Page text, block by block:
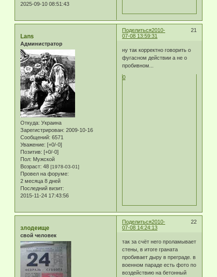
2025-09-10 08:51:43
Поделиться 21
2010-
07-08 13:59:31
Lans
Администратор
Откуда: Украина
Зарегистрирован: 2009-10-16
Сообщений: 6571
Уважение: [+0/-0]
Позитив: [+0/-0]
Пол: Мужской
Возраст: 48 [1978-03-01]
Провел на форуме:
2 месяца 8 дней
Последний визит:
2015-11-24 17:43:56
ну так корректно говорить о
фугасном действии а не о
пробивном...
0
Поделиться 22
2010-
07-08 14:24:13
злодеище
свой человек
так за счёт него проламывает
стены, в итоге граната
пробивает дыру в преграде. в
военном параде есть фото по
воздействию на бетонный